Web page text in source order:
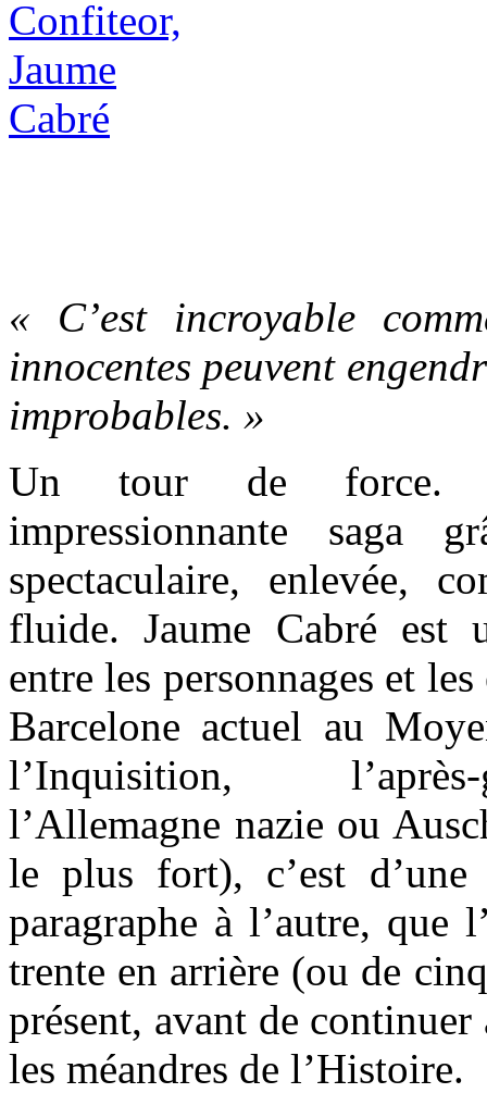
« C’est incroyable
innocentes peuvent
improbables. »
Un tour de
impressionnante saga
spectaculaire, enlevée,
fluide. Jaume Cabré est
entre les personnages et
Barcelone actuel au
l’Inquisition,
l’Allemagne nazie ou
le plus fort), c’est d’une
paragraphe à l’autre, que
trente en arrière (ou de
présent, avant de
les méandres de l’Histoire.